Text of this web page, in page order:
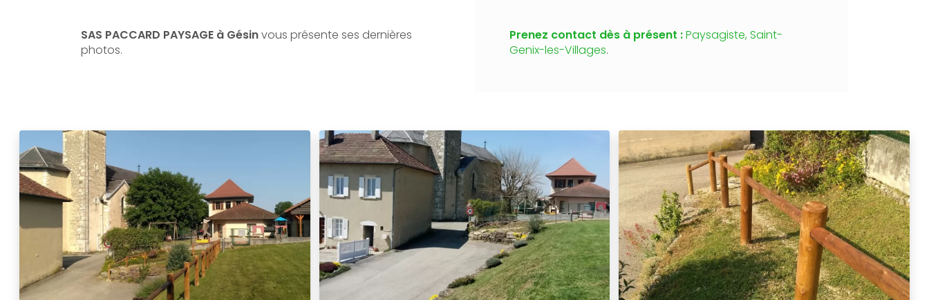
SAS PACCARD PAYSAGE à Gésinvous présente ses dernières
photos.
Prenez contact dès à présent :Paysagiste, Saint-
Genix-les-Villages.